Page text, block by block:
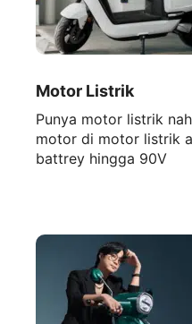
Motor Listrik
Punya motor listrik
motor di motor listrik
battrey hingga 90V